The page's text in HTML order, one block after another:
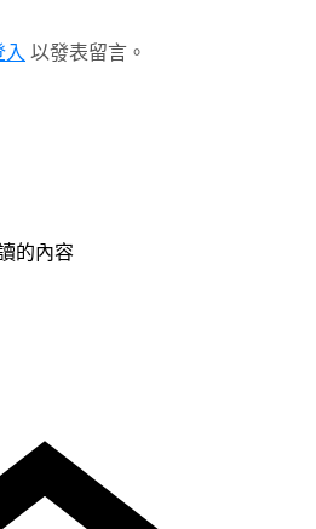
入 以發表留言。
的內容